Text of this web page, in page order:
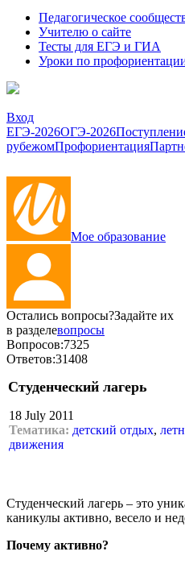
Педагогическое
Учителю о сайте
Тесты для ЕГЭ и ГИА
Уроки по
Вход
ЕГЭ-2026ОГЭ-2026
рубежомПрофориентация
Мое образование
Остались вопросы?Задайте их
в разделевопросы
Вопросов:7325
Ответов:31408
Студенческий лагерь
18 July 2011
Тематика: детский отдых,
движения
Студенческий лагерь – это
каникулы активно, весело и
Почему активно?